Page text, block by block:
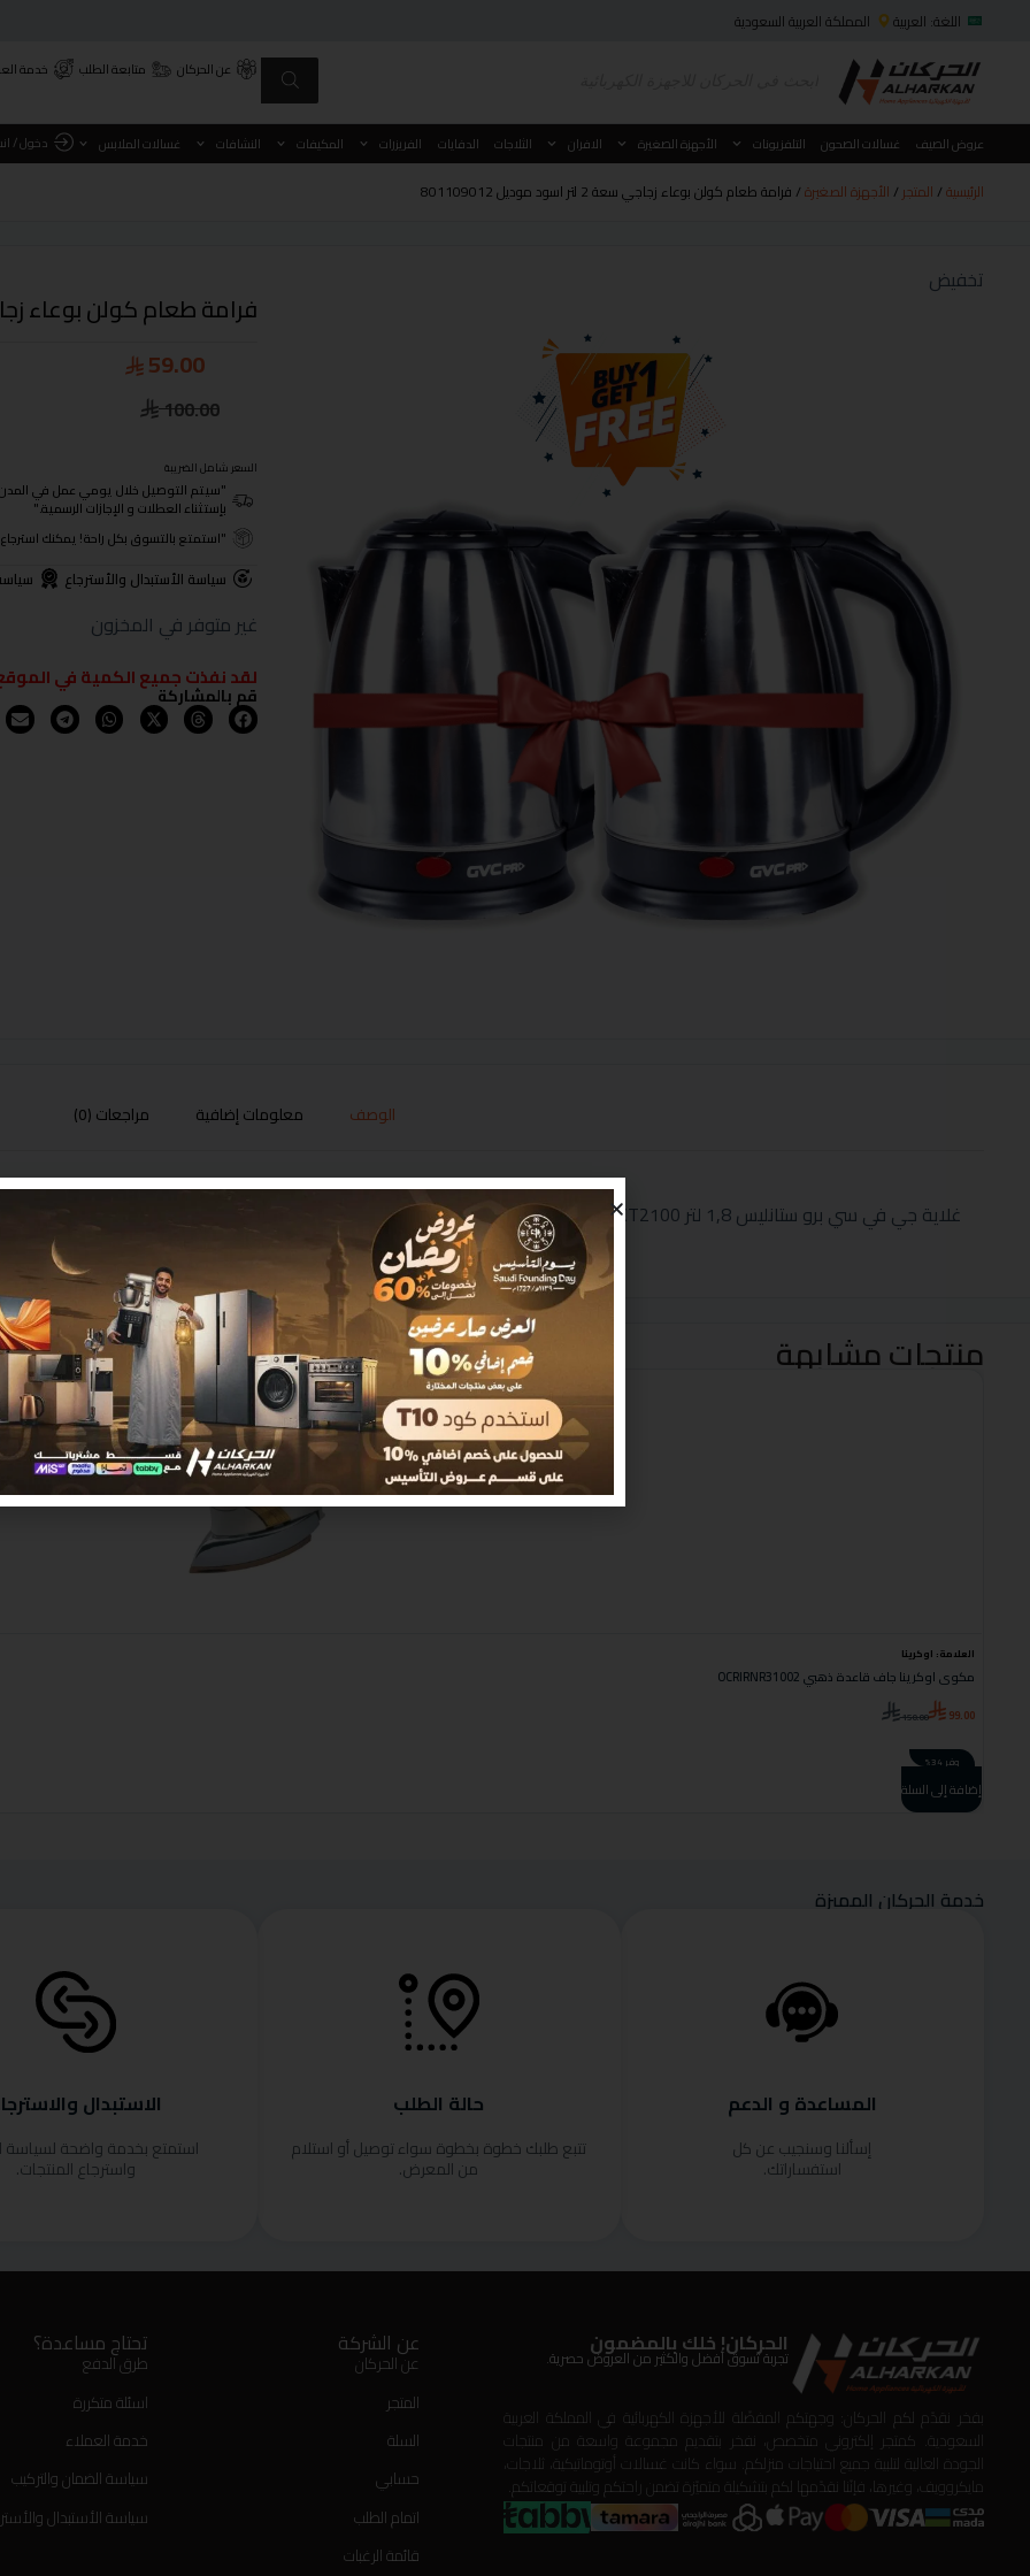
اللغة: العربية المملكة العربية السعودية
عن الحركان متابعة الطلب خدمة
عروض الصيف غسالات الصحون التلفزيونات الأجهزة الصغيرة الافران الثلاجات الدفايات الفريزرات المكيفات النشافات غسالات الملابس دخول /
الرئيسية/ المتجر / الأجهزة الصغيرة/ فرامة طعام كولن بوعاء زجاجي سعة 2 لتر اسود موديل 801109012
تخفيض
فرامة طعام كولن بوعاء زجاجي سعة 2 لتر اسود
100.00
59.00
السعر شامل الضريبة
"سيتم التوصيل خلال يومي عمل في المدن الرئيسية ومن
بإستثناء العطلات و الإجازات الرسمية."
"استمتع بالتسوق بكل راحة! يمكنك استرجاع المنتجات خلال 3 أيام من
سياسة الأستبدال والأسترجاع
غير متوفر في المخزون
لقد نفذت جميع الكمية في
قم بالمشاركة
الوصف معلومات إضافية مراجعات (0)
غلاية جي في سي برو ستانليس 1,8 لتر GVCKT2100+ حبة مجانا
منتجات مشابهة
العلامة: اوكرينا
مكوى اوكرينا جاف قاعدة ذهبي OCRIRNR31002
150.00 99.00
وفر 34%
إضافة إلى السلة
خدمة الحركان المميزة
المساعدة و الدعم
إسألنا وسنجيب عن كل
استفساراتك.
حالة الطلب
تتبع طلبك خطوة بخطوة سواء توصيل أو استلام
من المعرض.
الاستبدال
استمتع بخدمة واضحة لسياسة
واسترجاع المنتجات.
الحركان! خلك بالمضمون
تجربة تسوق أفضل والكثير من العروض حصرية.
بفخر نقدّم لكم الحركان: وجهتكم المفضّلة للأجهزة الكهربائية في المملكة العربية
السعودية. كمتجر إلكتروني متخصص، نفخر بتقديم مجموعة واسعة من منتجات
الجودة العالية لتلبية جميع احتياجات منزلكم. سواء كانت غسالات أوتوماتيكية، ثلاجات،
مايكروويف، وغيرها، فإنّنا نقدّمها لكم بتشكيلة متميّزة تضمن راحتكم وتلبية توقعاتكم.
عن الشركة
عن الحركان
المتجر
السلة
حسابي
اتمام الطلب
قائمة الرغبات
تحتاج مساعدة؟
طرق الدفع
اسئلة متكررة
خدمة العملاء
سياسة الضمان والتركيب
سياسة الأستبدال